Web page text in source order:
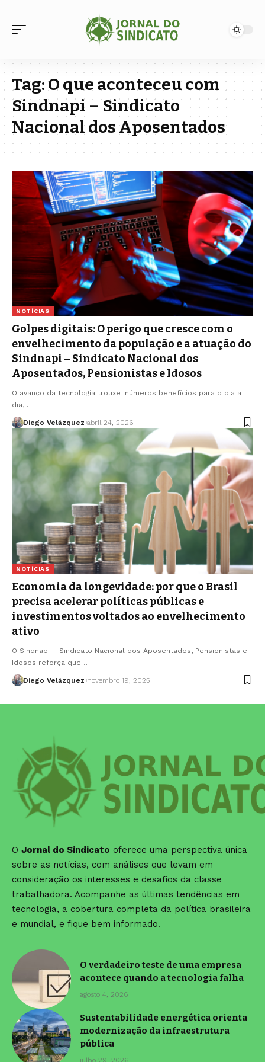
Tag:O que aconteceu com
Sindnapi – Sindicato
Nacional dos Aposentados
NOTÍCIAS
Golpes digitais: O perigo que cresce com o
envelhecimento da população e a atuação do
Sindnapi – Sindicato Nacional dos
Aposentados, Pensionistas e Idosos
O avanço da tecnologia trouxe inúmeros benefícios para o dia a
dia,…
Diego Velázquez abril 24, 2026
NOTÍCIAS
Economia da longevidade: por que o Brasil
precisa acelerar políticas públicas e
investimentos voltados ao envelhecimento
ativo
O Sindnapi – Sindicato Nacional dos Aposentados, Pensionistas e
Idosos reforça que…
Diego Velázquez novembro 19, 2025
O Jornal do Sindicato oferece uma perspectiva única
sobre as notícias, com análises que levam em
consideração os interesses e desafios da classe
trabalhadora. Acompanhe as últimas tendências em
tecnologia, a cobertura completa da política brasileira
e mundial, e fique bem informado.
O verdadeiro teste de uma empresa
acontece quando a tecnologia falha
agosto 4, 2026
Sustentabilidade energética orienta
modernização da infraestrutura
pública
julho 29, 2026